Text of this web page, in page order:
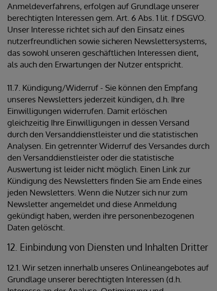
Anmeldeverfahrens, erfolgen auf Grundlage unserer
berechtigten Interessen gem. Art. 6 Abs. 1 lit. f DSGVO.
Unser Interesse richtet sich auf den Einsatz eines
nutzerfreundlichen sowie sicheren Newslettersystems,
das sowohl unseren geschäftlichen Interessen dient,
als auch den Erwartungen der Nutzer entspricht.
11.7. Kündigung/Widerruf - Sie können den Empfang
unseres Newsletters jederzeit kündigen, d.h. Ihre
Einwilligungen widerrufen. Damit erlöschen
gleichzeitig Ihre Einwilligungen in dessen Versand
durch den Versanddienstleister und die statistischen
Analysen. Ein getrennter Widerruf des Versandes durch
den Versanddienstleister oder die statistische
Auswertung ist leider nicht möglich. Einen Link zur
Kündigung des Newsletters finden Sie am Ende eines
jeden Newsletters. Wenn die Nutzer sich nur zum
Newsletter angemeldet und diese Anmeldung
gekündigt haben, werden ihre personenbezogenen
Daten gelöscht.
12. Einbindung von Diensten und Inhalten Dritter
12.1. Wir setzen innerhalb unseres Onlineangebotes auf
Grundlage unserer berechtigten Interessen (d.h.